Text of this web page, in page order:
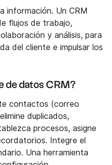
información. Un CRM
flujos de trabajo,
y análisis, para
del cliente e impulsar los
de datos CRM?
contactos (correo
duplicados,
procesos, asigne
Integre el
Una herramienta